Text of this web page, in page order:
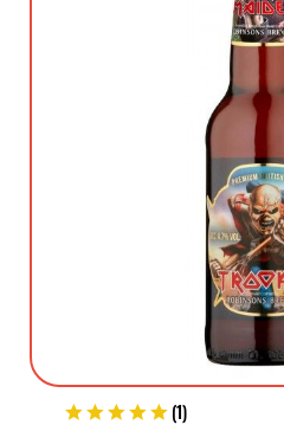
(1)